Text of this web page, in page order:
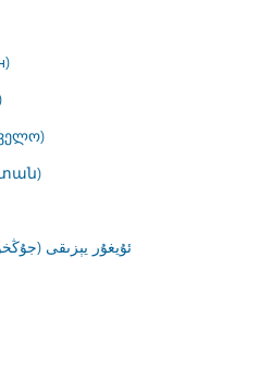
ئۇيغۇر يېزىقى